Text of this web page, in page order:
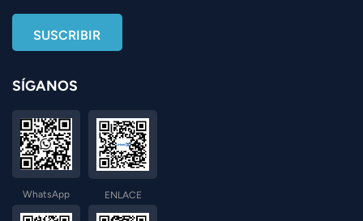
SÍGANOS
WhatsApp ENLACE